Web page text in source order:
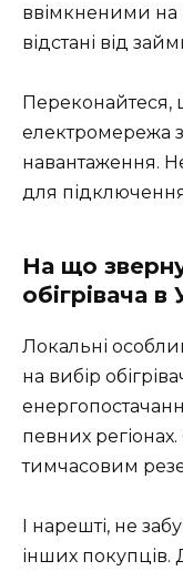
ввімкненими на
відстані від
Переконайтеся,
електромережа
навантаження.
для підключення
На що
обігрівача в
Локальні
на вибір
певних регіонах.
тимчасовим
І нарешті, не
інших покупців.